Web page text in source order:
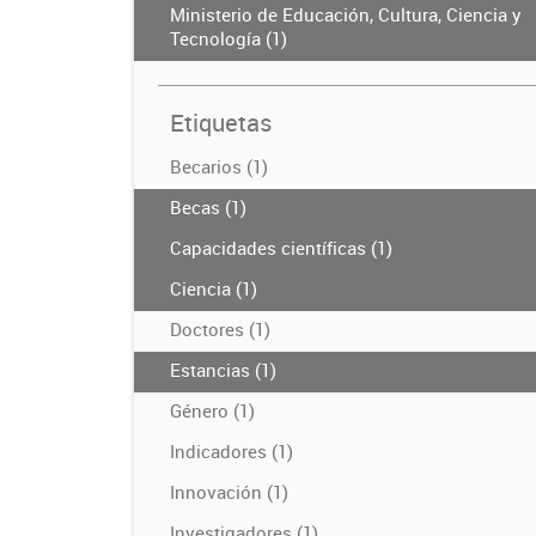
Ministerio de Educación, Cultura, Ciencia y
Tecnología (1)
Etiquetas
Becarios (1)
Becas (1)
Capacidades científicas (1)
Ciencia (1)
Doctores (1)
Estancias (1)
Género (1)
Indicadores (1)
Innovación (1)